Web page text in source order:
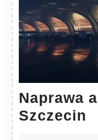
Naprawa
Szczecin